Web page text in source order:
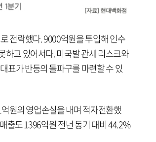
전락했다. 9000억원을 투입해 인수
하고 있어서다. 미국발 관세 리스크와
표가 반등의 돌파구를 마련할 수 있
원의 영업손실을 내며 적자전환했
출도 1396억원 전년 동기 대비 44.2%